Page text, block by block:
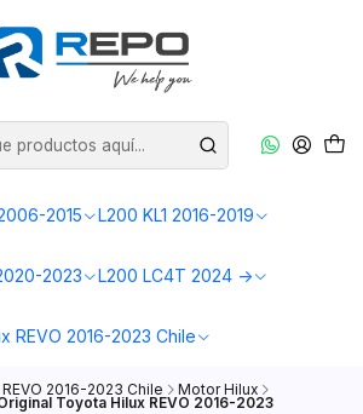
2015 L200 KL1 2016-2019
2023 L200 LC4T 2024 ->
REVO 2016-2023 Chile
2016-2023 Chile Motor Hilux
Toyota Hilux REVO 2016-2023